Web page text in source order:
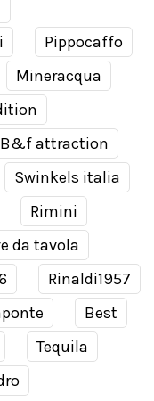
Pippocaffo
Mineracqua
B&f attraction
Swinkels italia
Rimini
da tavola
Rinaldi1957
Best
Tequila